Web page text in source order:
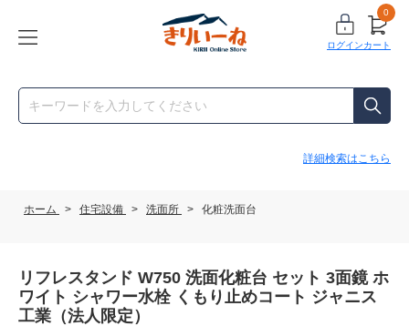
ログイン
0
カート
詳細検索はこちら
ホーム > 住宅設備 > 洗面所 > 化粧洗面台
リフレスタンド W750 洗面化粧台 セット 3面鏡 ホ
ワイト シャワー水栓 くもり止めコート ジャニス
工業（法人限定）